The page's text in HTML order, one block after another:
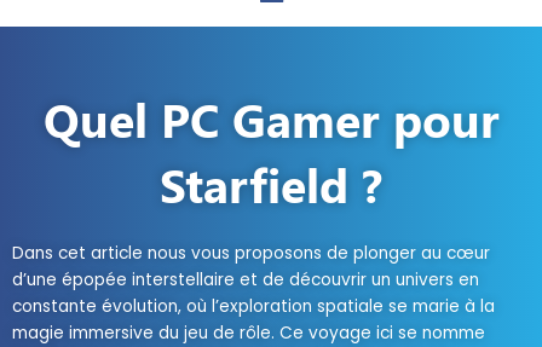
Quel PC Gamer pour
Starfield ?
Dans cet article nous vous proposons de plonger au cœur
d’une épopée interstellaire et de découvrir un univers en
constante évolution, où l’exploration spatiale se marie à la
magie immersive du jeu de rôle. Ce voyage ici se nomme